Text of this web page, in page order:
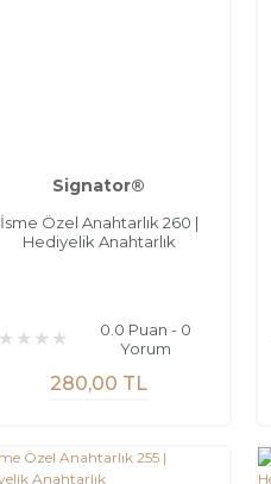
Signator®
İsme Özel Anahtarlık 260 |
Hediyelik Anahtarlık
0.0 Puan - 0
Yorum
280,00 TL